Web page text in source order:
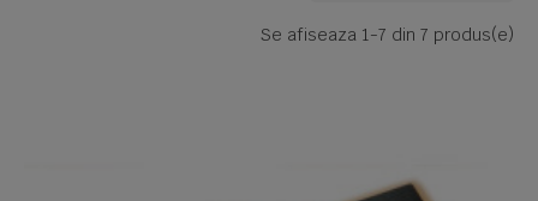
Se afiseaza 1-7 din 7 produs(e)